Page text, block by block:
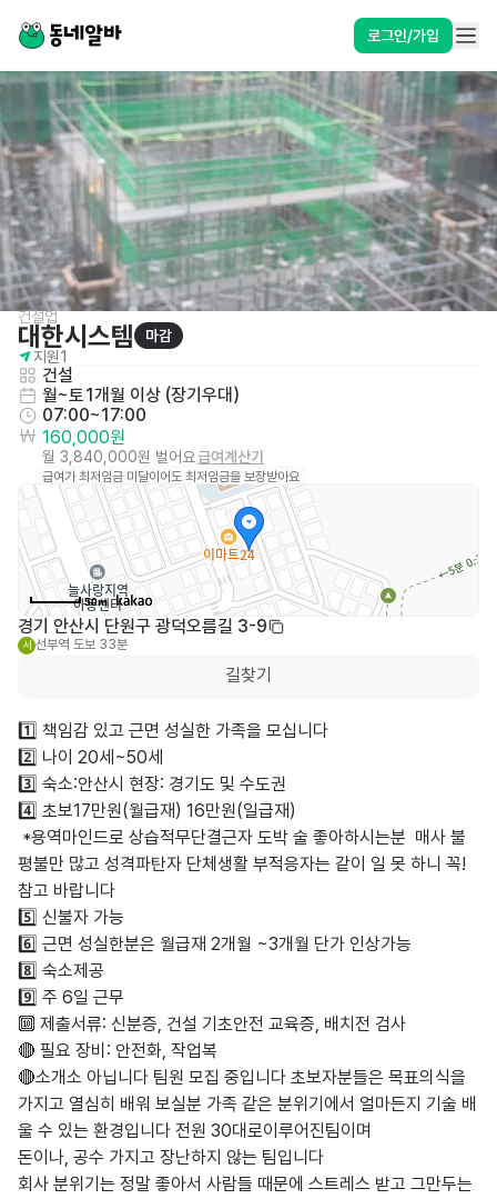
로그인/가입
건설업
대한시스템
마감
지원1
건설
월~토1개월 이상 (장기우대)
07:00~17:00
160,000원
월 3,840,000원 벌어요급여계산기
급여가 최저임금 미달이어도 최저임금을 보장받아요
50m
경기 안산시 단원구 광덕오름길 3-9
서 선부역 도보 33분
길찾기
1️⃣ 책임감 있고 근면 성실한 가족을 모십니다
2️⃣ 나이 20세~50세
3️⃣ 숙소:안산시 현장: 경기도 및 수도권
4️⃣ 초보17만원(월급재) 16만원(일급재)
평불만 많고 성격파탄자 단체생활 부적응자는 같이 일 못 하니 꼭!
참고 바랍니다
5️⃣ 신불자 가능
6️⃣ 근면 성실한분은 월급재 2개월 ~3개월 단가 인상가능
8️⃣ 숙소제공
9️⃣ 주 6일 근무
🔟 제출서류: 신분증, 건설 기초안전 교육증, 배치전 검사
🔴 필요 장비: 안전화, 작업복
🔴소개소 아닙니다 팀원 모집 중입니다 초보자분들은 목표의식을
가지고 열심히 배워 보실분 가족 같은 분위기에서 얼마든지 기술 배
울 수 있는 환경입니다 전원 30대로이루어진팀이며
돈이나, 공수 가지고 장난하지 않는 팀입니다
회사 분위기는 정말 좋아서 사람들 때문에 스트레스 받고 그만두는